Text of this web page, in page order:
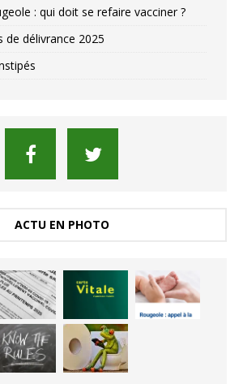
: qui doit se refaire vacciner ?
de délivrance 2025
ACTU EN PHOTO